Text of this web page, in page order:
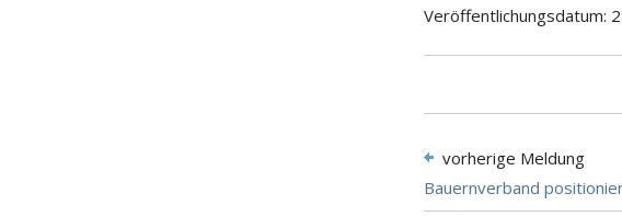
Veröffentlichungsdatum:
vorherige Meldung
Bauernverband